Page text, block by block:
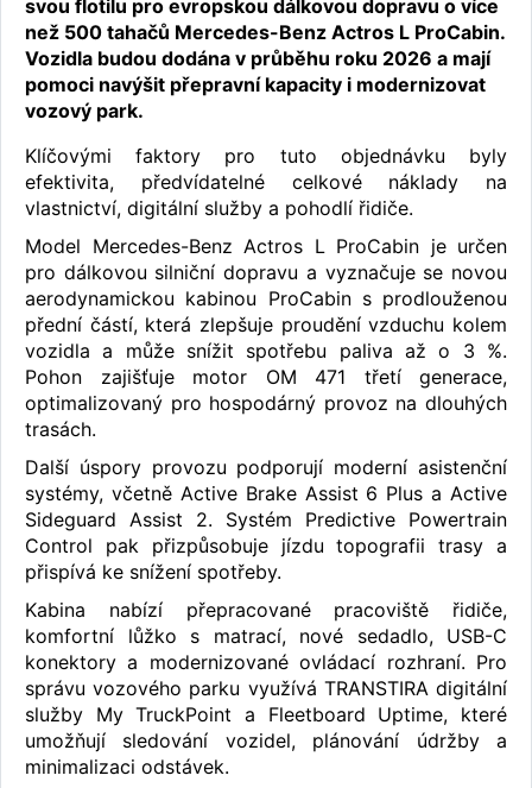
svou flotilu pro evropskou dálkovou dopravu o více
než 500 tahačů Mercedes-Benz Actros L ProCabin.
Vozidla budou dodána v průběhu roku 2026 a mají
pomoci navýšit přepravní kapacity i modernizovat
vozový park.
Klíčovými faktory pro tuto objednávku byly
efektivita, předvídatelné celkové náklady na
vlastnictví, digitální služby a pohodlí řidiče.
Model Mercedes-Benz Actros L ProCabin je určen
pro dálkovou silniční dopravu a vyznačuje se novou
aerodynamickou kabinou ProCabin s prodlouženou
přední částí, která zlepšuje proudění vzduchu kolem
vozidla a může snížit spotřebu paliva až o 3 %.
Pohon zajišťuje motor OM 471 třetí generace,
optimalizovaný pro hospodárný provoz na dlouhých
trasách.
Další úspory provozu podporují moderní asistenční
systémy, včetně Active Brake Assist 6 Plus a Active
Sideguard Assist 2. Systém Predictive Powertrain
Control pak přizpůsobuje jízdu topografii trasy a
přispívá ke snížení spotřeby.
Kabina nabízí přepracované pracoviště řidiče,
komfortní lůžko s matrací, nové sedadlo, USB-C
konektory a modernizované ovládací rozhraní. Pro
správu vozového parku využívá TRANSTIRA digitální
služby My TruckPoint a Fleetboard Uptime, které
umožňují sledování vozidel, plánování údržby a
minimalizaci odstávek.